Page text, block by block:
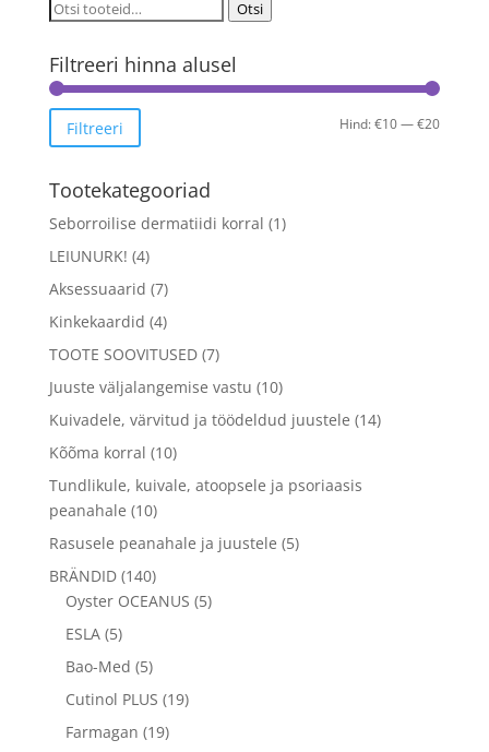
Otsi: Otsi
Filtreeri hinna alusel
Filtreeri Hind:€10—€20
Tootekategooriad
Seborroilise dermatiidi korral (1)
LEIUNURK! (4)
Aksessuaarid (7)
Kinkekaardid (4)
TOOTE SOOVITUSED (7)
Juuste väljalangemise vastu (10)
Kuivadele, värvitud ja töödeldud juustele (14)
Kõõma korral (10)
Tundlikule, kuivale, atoopsele ja psoriaasis
peanahale (10)
Rasusele peanahale ja juustele (5)
BRÄNDID (140)
Oyster OCEANUS (5)
ESLA (5)
Bao-Med (5)
Cutinol PLUS (19)
Farmagan (19)